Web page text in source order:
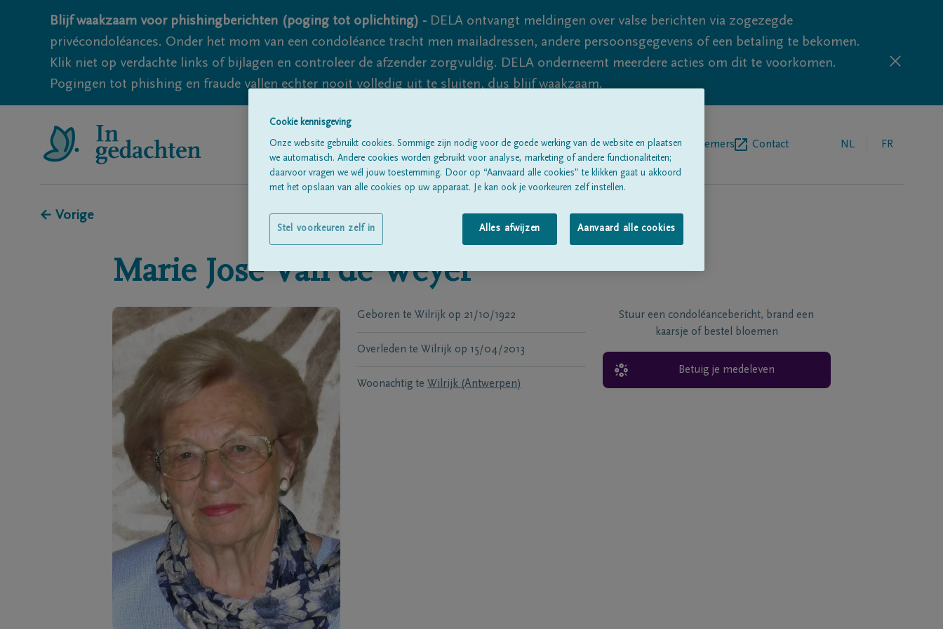
Blijf waakzaam voor phishingberichten (poging tot oplichting) - DELA ontvangt meldingen over valse berichten via zogezegde
privécondoléances. Onder het mom van een condoléance tracht men mailadressen, andere persoonsgegevens of een betaling te bekomen.
Klik niet op verdachte links of bijlagen en controleer de afzender zorgvuldig. DELA onderneemt meerdere acties om dit te voorkomen.
Pogingen tot phishing en fraude vallen echter nooit volledig uit te sluiten, dus blijf waakzaam.
Alle rouwberichtenOver onsBegrafenisondernemers Contact NL FR
← Vorige
Marie José Van de Weyer
Geboren te Wilrijk op 21/10/1922
Overleden te Wilrijk op 15/04/2013
Woonachtig te Wilrijk (Antwerpen)
Stuur een condoléancebericht, brand een
kaarsje of bestel bloemen
Betuig je medeleven
Cookie kennisgeving
Onze website gebruikt cookies. Sommige zijn nodig voor de goede werking van de website en plaatsen
we automatisch. Andere cookies worden gebruikt voor analyse, marketing of andere functionaliteiten;
daarvoor vragen we wél jouw toestemming. Door op “Aanvaard alle cookies” te klikken gaat u akkoord
met het opslaan van alle cookies op uw apparaat. Je kan ook je voorkeuren zelf instellen.
Alles afwijzen Aanvaard alle cookies
Stel voorkeuren zelf in